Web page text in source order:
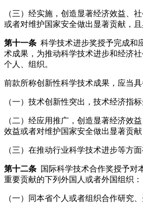
（三）经实施，创造显著经济效益、
或者对维护国家安全做出显著贡献，且
第十一条 科学技术进步奖授予完成和
术成果，为推动科学技术进步和经济
个人、组织。
前款所称创新性科学技术成果，应当具
（一）技术创新性突出，技术经济指标
（二）经应用推广，创造显著经济效
效益或者对维护国家安全做出显著贡献
（三）在推动行业科学技术进步等方面
第十二条 国际科学技术合作奖授予对
重要贡献的下列外国人或者外国组织：
（一）同本省个人或者组织合作研究